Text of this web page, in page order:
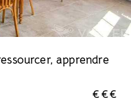
apprendre
€€€